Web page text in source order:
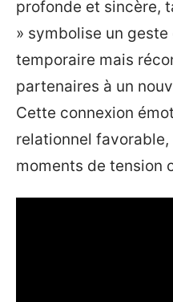
profonde et sincère,
» symbolise un
temporaire mais
partenaires à un
Cette connexion
relationnel
moments de tension